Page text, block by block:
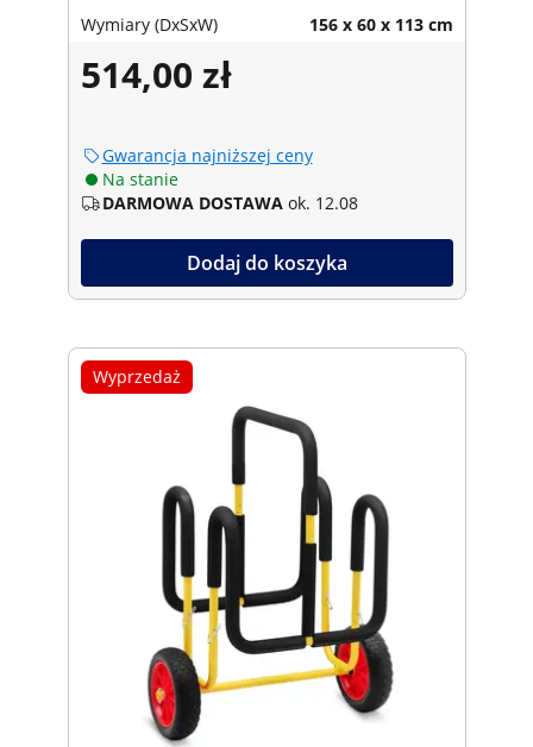
Wymiary (DxSxW) 156 x 60 x 113 cm
514,00 zł
Gwarancja najniższej ceny
Na stanie
DARMOWA DOSTAWA ok. 12.08
Dodaj do koszyka
Wyprzedaż